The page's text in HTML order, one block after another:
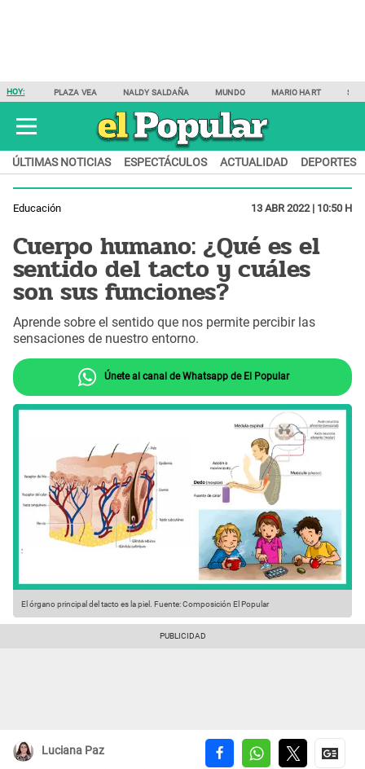
HOY: PLAZA VEA NALDY SALDAÑA MUNDO MARIO HART
ÚLTIMAS NOTICIAS ESPECTÁCULOS ACTUALIDAD DEPORTES
Educación 13 ABR 2022 | 10:50 H
Cuerpo humano: ¿Qué es el
sentido del tacto y cuáles
son sus funciones?
Aprende sobre el sentido que nos permite percibir las
sensaciones de nuestro entorno.
Únete al canal de Whatsapp de El Popular
El órgano principal del tacto es la piel. Fuente: Composición El Popular
Luciana Paz